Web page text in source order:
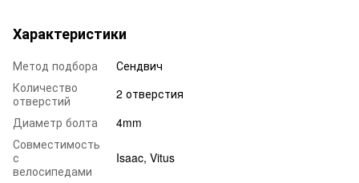
Характеристики
Метод подбора
Сендвич
Количество
отверстий
2 отверстия
Диаметр болта
4mm
Совместимость
с
велосипедами
Isaac, Vitus